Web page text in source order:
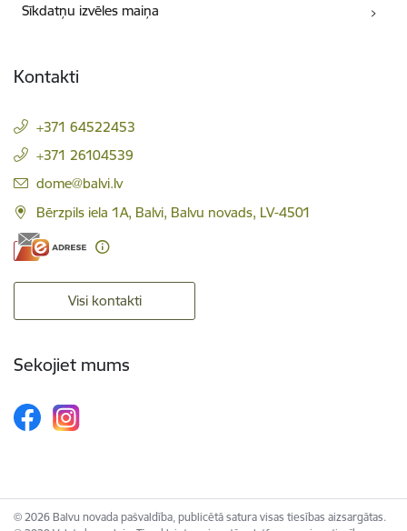
Sīkdatņu izvēles maiņa
Kontakti
+371 64522453
+371 26104539
E-pasts:
dome@balvi.lv
Bērzpils iela 1A, Balvi, Balvu novads, LV-4501
Visi kontakti
Sekojiet mums
© 2026 Balvu novada pašvaldība, publicētā satura visas tiesības aizsargātas.